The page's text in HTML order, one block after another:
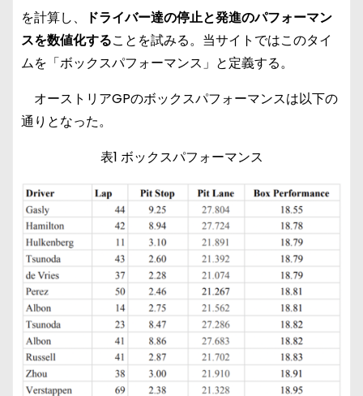
を計算し、
ドライバー達の停止と発進のパフォーマン
スを数値化することを試みる。当サイトではこのタイ
ムを「ボックスパフォーマンス」と定義する。
オーストリアGPのボックスパフォーマンスは以下の
通りとなった。
表1 ボックスパフォーマンス